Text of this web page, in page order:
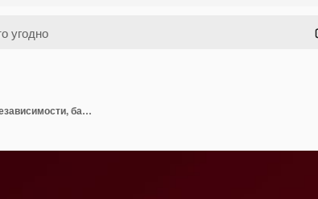
Элемент дизайна флага Бахрейна, день национальной независимости, баннер, лента psd